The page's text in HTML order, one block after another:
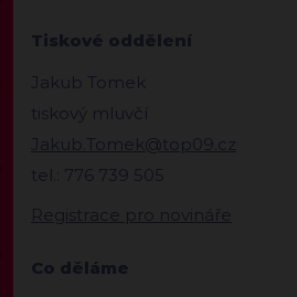
Tiskové oddělení
Jakub Tomek
tiskový mluvčí
Jakub.Tomek@top09.cz
tel.: 776 739 505
Registrace pro novináře
Co děláme